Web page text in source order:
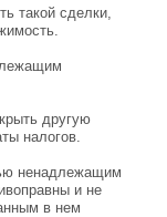
такой сделки,
другую
налогов.
ненадлежащим
и не
в нем